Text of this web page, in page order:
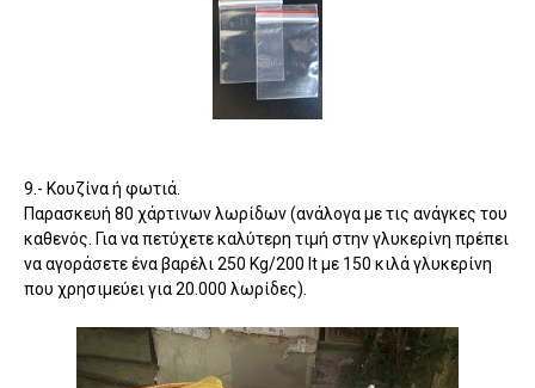
9.- Κουζίνα ή φωτιά.
Παρασκευή 80 χάρτινων λωρίδων (ανάλογα με τις ανάγκες του
καθενός. Για να πετύχετε καλύτερη τιμή στην γλυκερίνη πρέπει
να αγοράσετε ένα βαρέλι 250 Kg/200 lt με 150 κιλά γλυκερίνη
που χρησιμεύει για 20.000 λωρίδες).